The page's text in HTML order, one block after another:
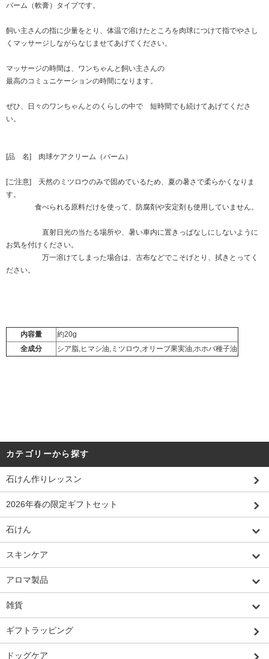
バーム（軟膏）タイプです。
飼い主さんの指に少量をとり、体温で溶けたところを肉球につけて指でやさし
くマッサージしながらなじませてあげてください。
マッサージの時間は、ワンちゃんと飼い主さんの
最高のコミュニケーションの時間になります。
ぜひ、日々のワンちゃんとのくらしの中で 短時間でも続けてあげてくださ
い。
[品 名] 肉球ケアクリーム（バーム）
[ご注意] 天然のミツロウのみで固めているため、夏の暑さで柔らかくなりま
す。
食べられる原料だけを使って、防腐剤や安定剤も使用していません。
直射日光の当たる場所や、暑い車内に置きっぱなしにしないように
お気を付けください。
万一溶けてしまった場合は、古布などでこそげとり、拭きとってく
ださい。
内容量
約20g
全成分
シア脂,ヒマシ油,ミツロウ,オリーブ果実油,ホホバ種子油
カテゴリーから探す
石けん作りレッスン
2026年春の限定ギフトセット
石けん
スキンケア
アロマ製品
雑貨
ギフトラッピング
ドッグケア